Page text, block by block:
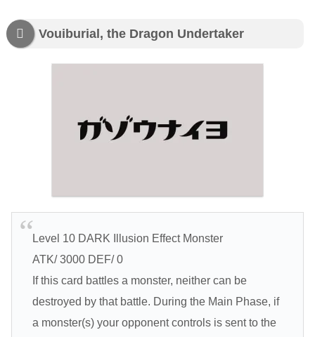
Vouiburial, the Dragon Undertaker
Level 10 DARK Illusion Effect Monster
ATK/ 3000 DEF/ 0
If this card battles a monster, neither can be
destroyed by that battle. During the Main Phase, if
a monster(s) your opponent controls is sent to the